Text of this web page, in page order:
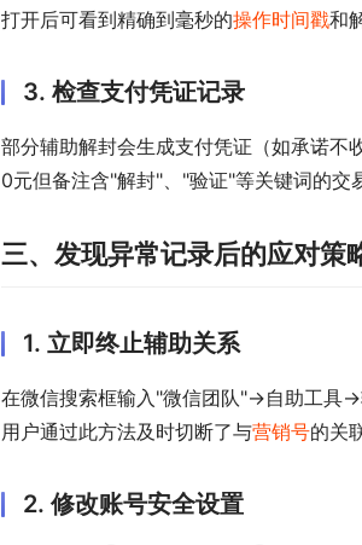
打开后可看到精确到毫秒的操作时间戳和
3. 检查支付凭证记录
部分辅助解封会生成支付凭证（如承诺
0元但备注含"解封"、"验证"等关键词的交
三、发现异常记录后的应对策
1. 立即终止辅助关系
在微信搜索框输入"微信团队"→自助工具
用户通过此方法及时切断了与营销号的关
2. 修改账号安全设置